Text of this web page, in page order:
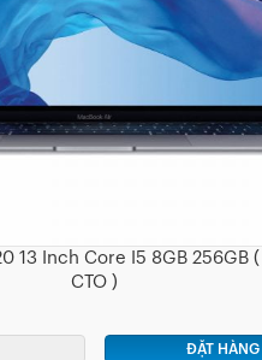
13 Inch Core I5 8GB 256GB (
CTO )
ĐẶT HÀNG